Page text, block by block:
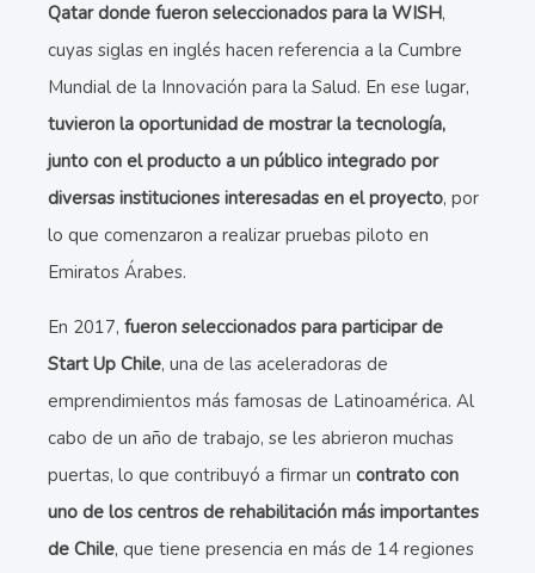
Qatar donde fueron seleccionados para la WISH,
cuyas siglas en inglés hacen referencia a la Cumbre
Mundial de la Innovación para la Salud. En ese lugar,
tuvieron la oportunidad de mostrar la tecnología,
junto con el producto a un público integrado por
diversas instituciones interesadas en el proyecto, por
lo que comenzaron a realizar pruebas piloto en
Emiratos Árabes.
En 2017, fueron seleccionados para participar de
Start Up Chile, una de las aceleradoras de
emprendimientos más famosas de Latinoamérica. Al
cabo de un año de trabajo, se les abrieron muchas
puertas, lo que contribuyó a firmar un contrato con
uno de los centros de rehabilitación más importantes
de Chile, que tiene presencia en más de 14 regiones